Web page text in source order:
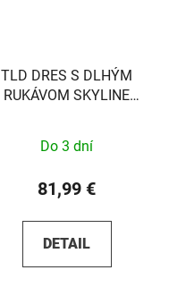
TLD DRES S DLHÝM
RUKÁVOM SKYLINE
Do 3 dní
81,99 €
DETAIL